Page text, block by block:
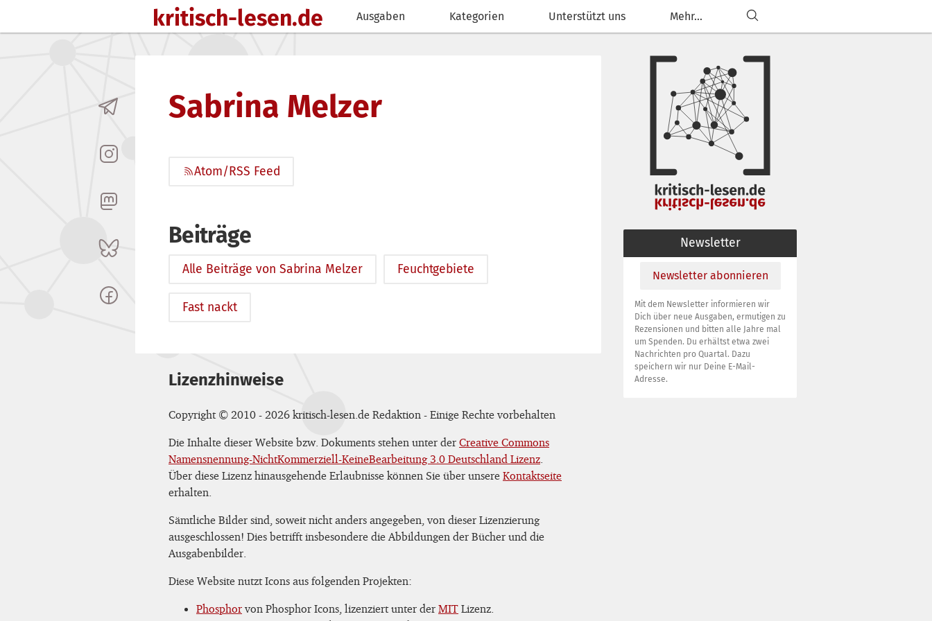
kritisch-lesen.de Ausgaben Kategorien Unterstützt uns Mehr...
Sabrina Melzer
Atom/RSS Feed
Beiträge
Alle Beiträge von Sabrina Melzer Feuchtgebiete
Fast nackt
Lizenzhinweise
Copyright © 2010 - 2026 kritisch-lesen.de Redaktion - Einige Rechte vorbehalten
Die Inhalte dieser Website bzw. Dokuments stehen unter der Creative Commons
Namensnennung-NichtKommerziell-KeineBearbeitung 3.0 Deutschland Lizenz
Über diese Lizenz hinausgehende Erlaubnisse können Sie über unsere Kontaktseite
erhalten.
Sämtliche Bilder sind, soweit nicht anders angegeben, von dieser Lizenzierung
ausgeschlossen! Dies betrifft insbesondere die Abbildungen der Bücher und die
Ausgabenbilder.
Diese Website nutzt Icons aus folgenden Projekten:
Phosphor von Phosphor Icons, lizenziert unter der MIT Lizenz.
Newsletter
Newsletter abonnieren
Mit dem Newsletter informieren wir
Dich über neue Ausgaben, ermutigen zu
Rezensionen und bitten alle Jahre mal
um Spenden. Du erhältst etwa zwei
Nachrichten pro Quartal. Dazu
speichern wir nur Deine E-Mail-
Adresse.